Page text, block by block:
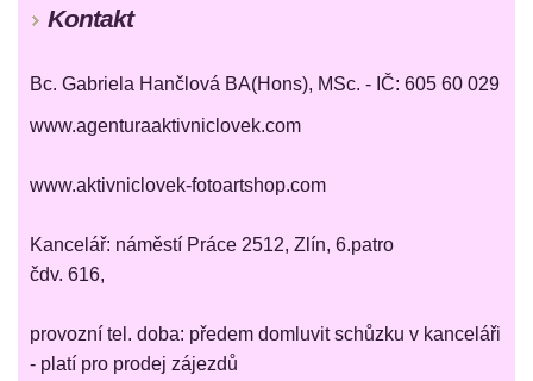
Kontakt
Bc. Gabriela Hančlová BA(Hons), MSc. - IČ: 605 60 029
www.agenturaaktivniclovek.com
www.aktivniclovek-fotoartshop.com
Kancelář: náměstí Práce 2512, Zlín, 6.patro
čdv. 616,
provozní tel. doba: předem domluvit schůzku v kanceláři
- platí pro prodej zájezdů